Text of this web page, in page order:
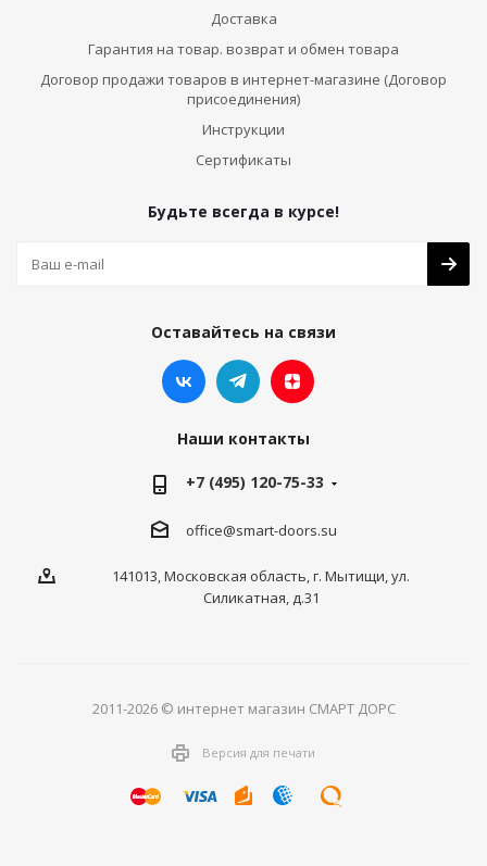
Доставка
Гарантия на товар. возврат и обмен товара
Договор продажи товаров в интернет-магазине (Договор
присоединения)
Инструкции
Сертификаты
Будьте всегда в курсе!
Оставайтесь на связи
Наши контакты
+7 (495) 120-75-33
office@smart-doors.su
141013, Московская область, г. Мытищи, ул.
Силикатная, д.31
2011-2026 © интернет магазин СМАРТ ДОРС
Версия для печати